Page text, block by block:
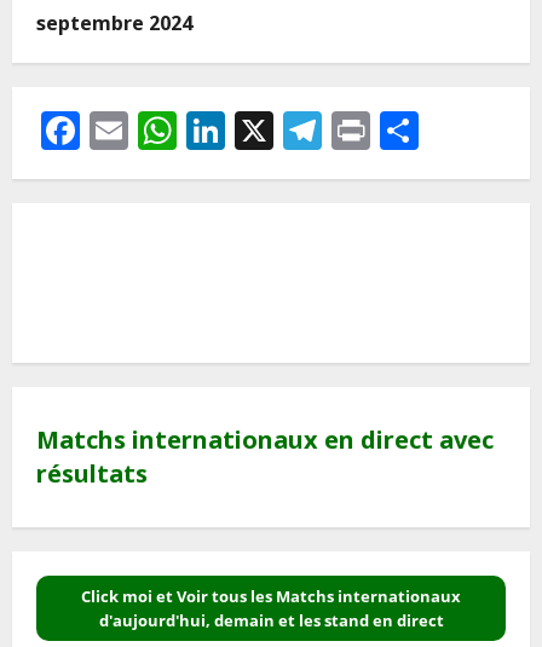
septembre 2024
Facebook
EmailWhatsApp
LinkedIn
X Telegram
Print
Matchs internationaux en direct avec
résultats
Click moi et Voir tous les Matchs internationaux
d'aujourd'hui, demain et les stand en direct